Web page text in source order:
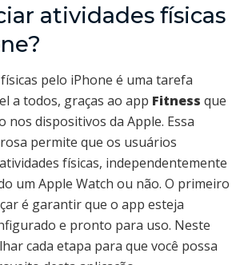
atividades físicas
pelo iPhone é uma tarefa
a todos, graças ao app Fitness que
nos dispositivos da Apple. Essa
permite que os usuários
físicas, independentemente
um Apple Watch ou não. O primeiro
é garantir que o app esteja
e pronto para uso. Neste
cada etapa para que você possa